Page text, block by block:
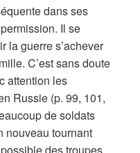
dans ses
Il se
la guerre s’achever
C’est sans doute
attention les
Russie (p. 99, 101,
de soldats
nouveau tournant